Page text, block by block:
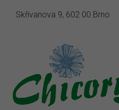
Skřivanova 9, 602 00 Brno